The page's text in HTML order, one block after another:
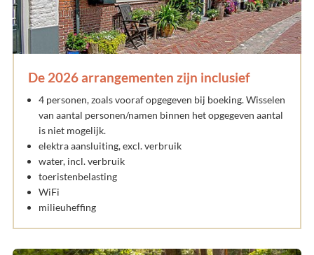
De 2026 arrangementen zijn inclusief
4 personen, zoals vooraf opgegeven bij boeking. Wisselen
van aantal personen/namen binnen het opgegeven aantal
is niet mogelijk.
elektra aansluiting, excl. verbruik
water, incl. verbruik
toeristenbelasting
WiFi
milieuheffing